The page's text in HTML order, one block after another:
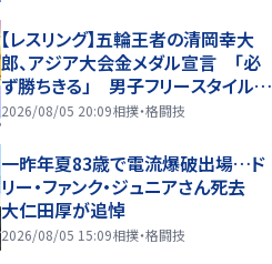
【レスリング】五輪王者の清岡幸大
郎、アジア大会金メダル宣言 「必
ず勝ちきる」 男子フリースタイル日
本代表が合宿公開
2026/08/05 20:09相撲・格闘技
一昨年夏83歳で電流爆破出場…ド
リー・ファンク・ジュニアさん死去
大仁田厚が追悼
2026/08/05 15:09相撲・格闘技